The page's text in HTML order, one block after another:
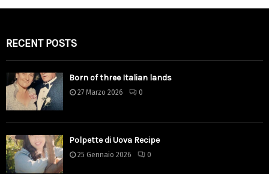
RECENT POSTS
Born of three Italian lands
27 Marzo 2026 0
Polpette di Uova Recipe
25 Gennaio 2026 0